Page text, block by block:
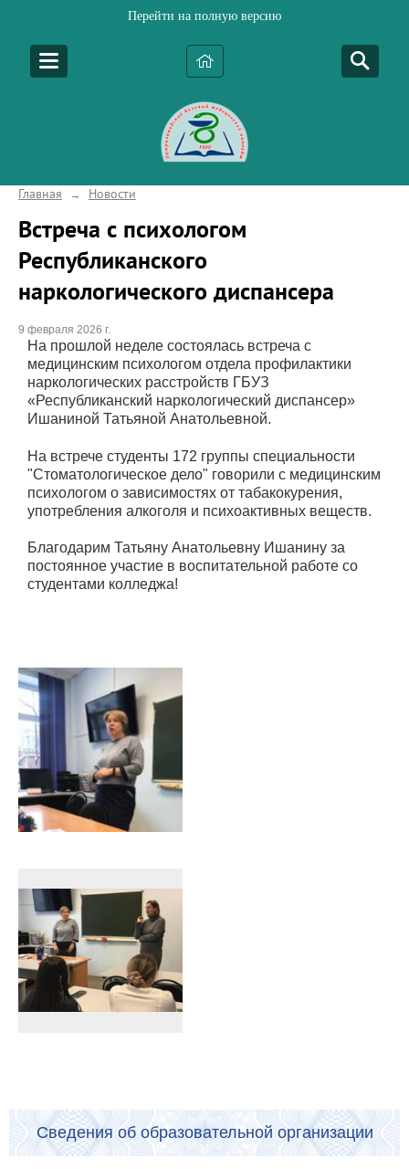
Перейти на полную версию
Главная → Новости
Встреча с психологом
Республиканского
наркологического диспансера
9 февраля 2026 г.
На прошлой неделе состоялась встреча с
медицинским психологом отдела профилактики
наркологических расстройств ГБУЗ
«Республиканский наркологический диспансер»
Ишаниной Татьяной Анатольевной.
На встрече студенты 172 группы специальности
"Стоматологическое дело" говорили с медицинским
психологом о зависимостях от табакокурения,
употребления алкоголя и психоактивных веществ.
Благодарим Татьяну Анатольевну Ишанину за
постоянное участие в воспитательной работе со
студентами колледжа!
Сведения об образовательной организации